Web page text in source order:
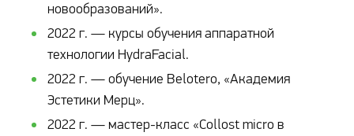
новообразований».
2022 г. — курсы обучения аппаратной
технологии HydraFacial.
2022 г. — обучение Belotero, «Академия
Эстетики Мерц».
2022 г. — мастер-класс «Collost micro в